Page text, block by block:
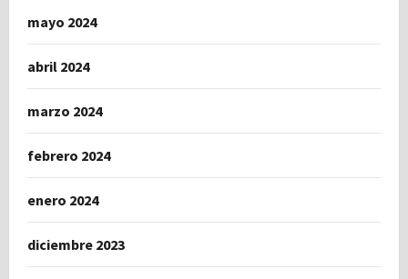
mayo 2024
abril 2024
marzo 2024
febrero 2024
enero 2024
diciembre 2023